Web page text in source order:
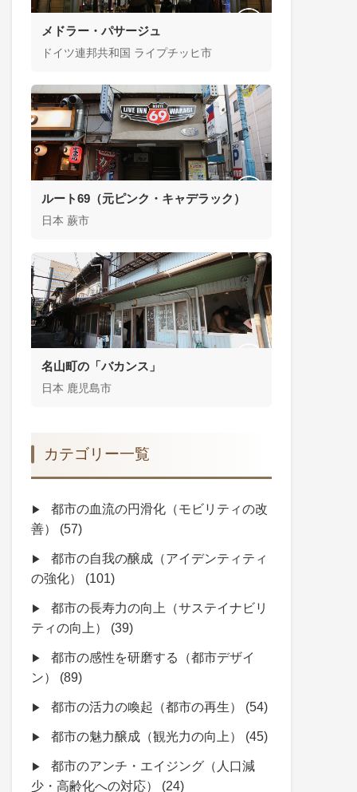
メドラー・パサージュ
ドイツ連邦共和国 ライプチッヒ市
ルート69（元ピンク・キャデラック）
日本 蕨市
名山町の「バカンス」
日本 鹿児島市
カテゴリー一覧
都市の血流の円滑化（モビリティの改
善） (57)
都市の自我の醸成（アイデンティティ
の強化） (101)
都市の長寿力の向上（サステイナビリ
ティの向上） (39)
都市の感性を研磨する（都市デザイ
ン） (89)
都市の活力の喚起（都市の再生） (54)
都市の魅力醸成（観光力の向上） (45)
都市のアンチ・エイジング（人口減
少・高齢化への対応） (24)